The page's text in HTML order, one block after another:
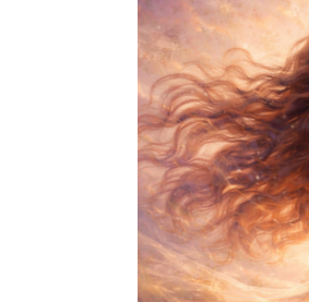
ネ
ガ
テ
ィ
ブ
感
情
を
マ